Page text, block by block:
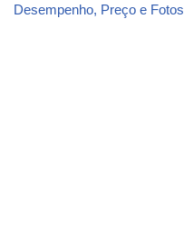
Desempenho, Preço e Fotos